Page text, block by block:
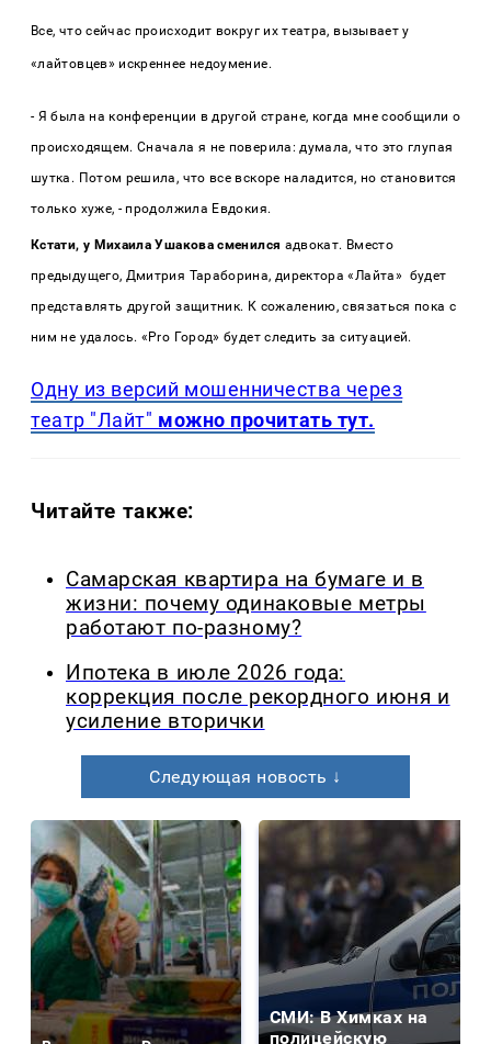
Все, что сейчас происходит вокруг их театра, вызывает у
«лайтовцев» искреннее недоумение.
- Я была на конференции в другой стране, когда мне сообщили о
происходящем. Сначала я не поверила: думала, что это глупая
шутка. Потом решила, что все вскоре наладится, но становится
только хуже, - продолжила Евдокия.
Кстати, у Михаила Ушакова сменился адвокат. Вместо
предыдущего, Дмитрия Тараборина, директора «Лайта» будет
представлять другой защитник. К сожалению, связаться пока с
ним не удалось. «Pro Город» будет следить за ситуацией.
Одну из версий мошенничества через
театр "Лайт" можно прочитать тут.
Читайте также:
Самарская квартира на бумаге и в
жизни: почему одинаковые метры
работают по-разному?
Ипотека в июле 2026 года:
коррекция после рекордного июня и
усиление вторички
Следующая новость ↓
СМИ: В Химках на
полицейскую